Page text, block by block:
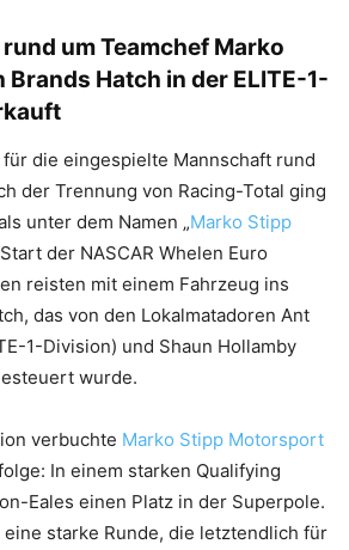
rund um Teamchef Marko
Brands Hatch in der ELITE-1-
die eingespielte Mannschaft rund
der Trennung von Racing-Total ging
unter dem Namen „Marko Stipp
der NASCAR Whelen Euro
reisten mit einem Fahrzeug ins
das von den Lokalmatadoren Ant
1-Division) und Shaun Hollamby
wurde.
verbuchte Marko Stipp Motorsport
In einem starken Qualifying
Eales einen Platz in der Superpole.
starke Runde, die letztendlich für